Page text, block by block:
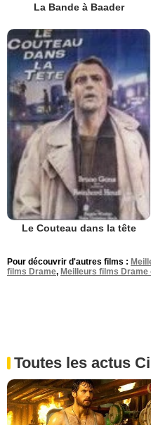
La Bande à Baader
Le Couteau dans la tête
Pour découvrir d'autres films :
films Drame, Meilleurs films Drame
Toutes les actus